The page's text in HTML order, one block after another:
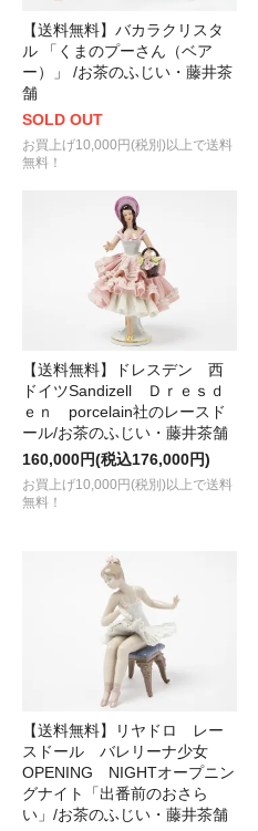
【送料無料】バカラクリスタ
ル 「くまのプーさん（ベア
ー）」 /お茶のふじい・藤井茶
舗
SOLD OUT
お買上げ10,000円(税別)以上で送料
無料！
【送料無料】ドレスデン 西
ドイツSandizell Ｄｒｅｓｄ
ｅｎ porcelain社のレースド
ール/お茶のふじい・藤井茶舗
160,000円(税込176,000円)
お買上げ10,000円(税別)以上で送料
無料！
【送料無料】リヤドロ レー
スドール バレリーナ少女
OPENING NIGHTオープニン
グナイト「出番前のおさら
い」/お茶のふじい・藤井茶舗